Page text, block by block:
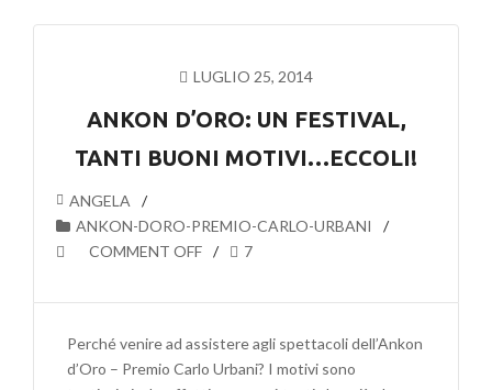
LUGLIO 25, 2014
ANKON D’ORO: UN FESTIVAL,
TANTI BUONI MOTIVI…ECCOLI!
ANGELA
ANKON-DORO-PREMIO-CARLO-URBANI
COMMENT OFF
7
Perché venire ad assistere agli spettacoli dell’Ankon
d’Oro – Premio Carlo Urbani? I motivi sono